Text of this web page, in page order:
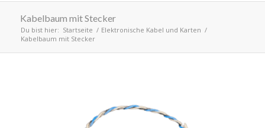
Kabelbaum mit Stecker
Du bist hier: Startseite / Elektronische Kabel und Karten /
Kabelbaum mit Stecker